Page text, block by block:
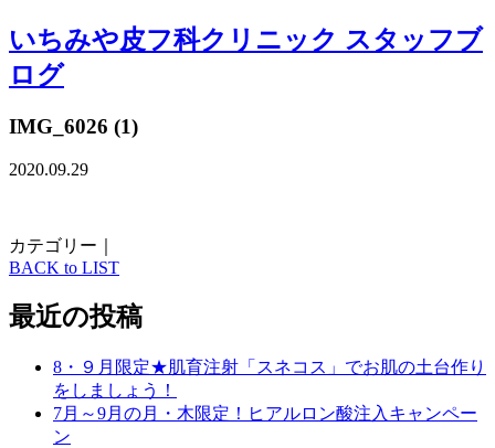
いちみや皮フ科クリニック スタッフブ
ログ
IMG_6026 (1)
2020.09.29
カテゴリー｜
BACK to LIST
最近の投稿
8・９月限定★肌育注射「スネコス」でお肌の土台作り
をしましょう！
7月～9月の月・木限定！ヒアルロン酸注入キャンペー
ン